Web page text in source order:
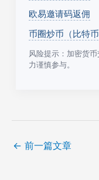
欧易邀请码返佣
币圈炒币（比特
风险提示：加密货
力谨慎参与。
← 前一篇文章